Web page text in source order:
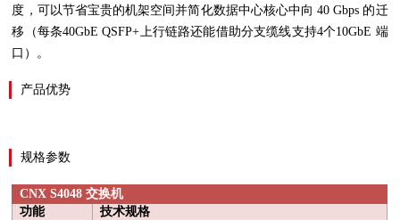
度，可以节省宝贵的机架空间并简化数据中心核心中向 40 Gbps 的迁
移（每条40GbE QSFP+上行链路还能借助分支缆线支持4个10GbE 端
口）。
产品优势
规格参数
CNX S4048 交换机
功能
技术规格